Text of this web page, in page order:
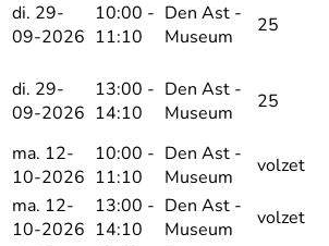
di. 29-
09-2026
10:00 -
11:10
Den Ast -
Museum
25
di. 29-
09-2026
13:00 -
14:10
Den Ast -
Museum
25
ma. 12-
10-2026
10:00 -
11:10
Den Ast -
Museum
volzet
ma. 12-
10-2026
13:00 -
14:10
Den Ast -
Museum
volzet